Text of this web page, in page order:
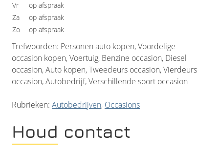
Vr
op afspraak
Za
op afspraak
Zo
op afspraak
Trefwoorden: Personen auto kopen, Voordelige
occasion kopen, Voertuig, Benzine occasion, Diesel
occasion, Auto kopen, Tweedeurs occasion, Vierdeurs
occasion, Autobedrijf, Verschillende soort occasion
Rubrieken: Autobedrijven, Occasions
Houd contact